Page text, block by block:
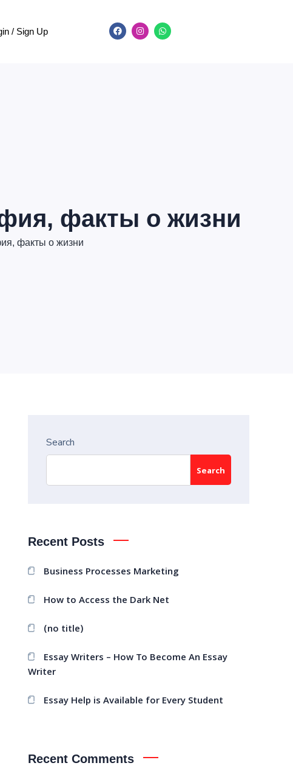
/ Sign Up
факты о жизни
факты о жизни
Search
Search
Recent Posts
Business Processes Marketing
How to Access the Dark Net
(no title)
Essay Writers – How To Become An Essay
Writer
Essay Help is Available for Every Student
Recent Comments